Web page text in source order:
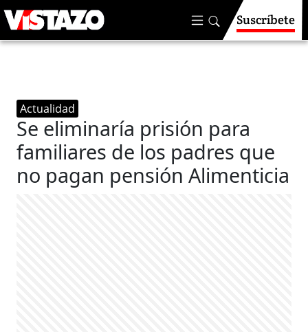
Suscríbete
Actualidad
Se eliminaría prisión para
familiares de los padres que
no pagan pensión Alimenticia